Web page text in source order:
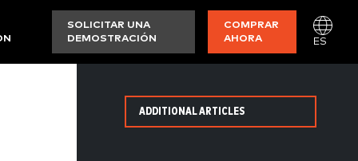
SOLICITAR UNA
DEMOSTRACIÓN
COMPRAR
AHORA
ES
ADDITIONAL ARTICLES